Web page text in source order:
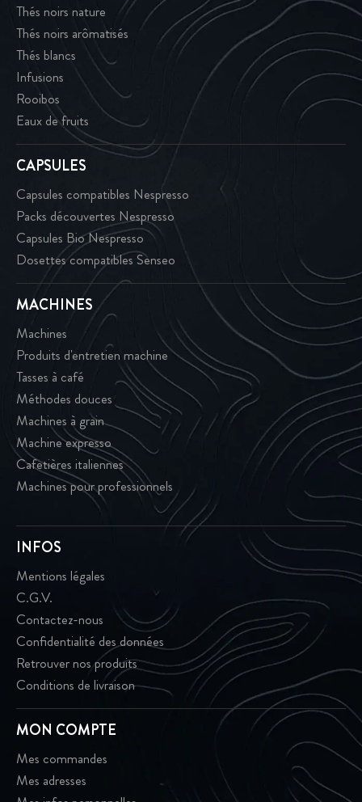
Thés noirs nature
Thés noirs arômatisés
Thés blancs
Infusions
Rooibos
Eaux de fruits
CAPSULES
Capsules compatibles Nespresso
Packs découvertes Nespresso
Capsules Bio Nespresso
Dosettes compatibles Senseo
MACHINES
Machines
Produits d'entretien machine
Tasses à café
Méthodes douces
Machines à grain
Machine expresso
Cafetières italiennes
Machines pour professionnels
INFOS
Mentions légales
C.G.V.
Contactez-nous
Confidentialité des données
Retrouver nos produits
Conditions de livraison
MON COMPTE
Mes commandes
Mes adresses